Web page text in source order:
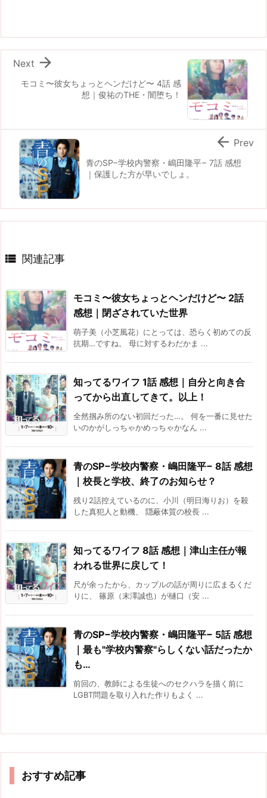
モコミ〜彼女ちょっとヘンだけど〜 4話 感
想｜俊祐のTHE・闇堕ち！

Next
青のSP−学校内警察・嶋田隆平− 7話 感想
｜保護した方が早いでしょ。
 Prev
 関連記事
モコミ〜彼女ちょっとヘンだけど〜 2話
感想｜閉ざされていた世界
萌子美（小芝風花）にとっては、恐らく初めての反
抗期…ですね。 母に対するわだかま ...
知ってるワイフ 1話 感想｜自分と向き合
ってから出直してきて。以上！
全然掴み所のない初回だった…。 何を一番に見せた
いのかがしっちゃかめっちゃかなん ...
青のSP−学校内警察・嶋田隆平− 8話 感想
｜校長と学校、終了のお知らせ？
残り2話控えているのに、小川（明日海りお）を殺
した真犯人と動機、 隠蔽体質の校長 ...
知ってるワイフ 8話 感想｜津山主任が報
われる世界に戻して！
尺が余ったから、カップルの話が周りに広まるくだ
りに、 篠原（末澤誠也）が樋口（安 ...
青のSP−学校内警察・嶋田隆平− 5話 感想
｜最も"学校内警察"らしくない話だったか
も…
前回の、教師による生徒へのセクハラを描く前に
LGBT問題を取り入れた作りもよく ...
おすすめ記事